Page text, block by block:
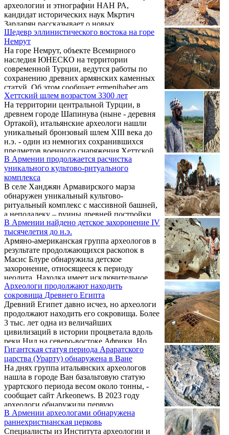
колоссальным трудом, и что они были тесно
связаны с древним культом воды.
археологии и этнографии НАН РА,
кандидат исторических наук Мкртич
Зардарян рассказывает о новых
исследованиях и раскопках, проводимых в
бассейне озера Севан.
Шедевр эллинистического востока на горе
Немрут
На горе Немрут, объекте Всемирного
наследия ЮНЕСКО на территории
современной Турции, ведутся работы по
сохранению древних армянских каменных
статуй. Об этом сообщает ermenihaber.am.
Хеттский шлем возрастом 3300 лет
На территории центральной Турции, в
древнем городе Шапинува (ныне - деревня
Ортакой), итальянские археологи нашли
уникальный бронзовый шлем XIII века до
н.э. - один из немногих сохранившихся
предметов военного снаряжения Хеттской
империи, сообщает портал Arkeonews. Этот
артефакт не только проливает свет на
технологическое мастерство древнего
народа, но и раскрывает связь между
войной и религией в их культуре.
В Армении продолжается расчистка
уникального культово-ритуального
комплекса
В селе Ханджян Армавирского марза
обнаружен уникальный культово-
ритуальный комплекс с массивной башней,
а неподалеку – руины древней постройки,
украшенной колоннами. Все это было
покрыто золой, что позволило
специалистам предположить, что здесь
могли произойти катастрофические
события. Об этом корр."ГА" сообщил
руководитель археологической экспедиции
Левон Мкртчян.
В Армении найдено детское захоронение IV
тысячелетия до н.э.
Армяно-американская группа археологов в
результате продолжающихся раскопок в
Масис Блуре обнаружила детское
захоронение, относящееся к периоду
неолита. Находка имеет исключительное
значение, поскольку к настоящему времени
обнаружено всего 3 таких захоронения,
относящихся к периоду неолита, два из
которых - в Масисе. Об этом корр."ГА"
сообщил профессор Института археологии
и этнографии НАН РА профессор Павел
Аветисян.
Археологи продолжают находить
сокровища Древнего Египта
Древний Египет давно исчез, но археологи
продолжают находить его сокровища. Более
3 тыс. лет одна из величайших
цивилизаций в истории процветала вдоль
реки Нил на северо-востоке Африки. Но
после того, как Древний Египет попал под
власть сначала греков, затем римлян и,
наконец, мусульман, слава древней
цивилизации была погребена под слоями
этих различных культур.
Гигантская статуя периода Араратского
царства (Урарту) обнаружена в Ване
На днях группа итальянских археологов
нашла в городе Ван базальтовую статую
урартского периода весом около тонны, -
сообщает сайт Arkeonews. В 2023 году
археологи обнаружили первую
монументальную статую такого рода в
Турции. В этом году нашли еще одну -
вырезанную из цельного блока статую с
В Армении археологами обнаружена
раннехристианская церковь
Cпециалисты из Института археологии и